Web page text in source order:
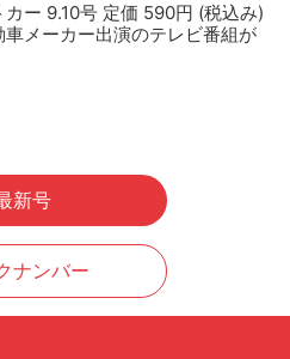
カー 9.10号 定価 590円 (税込み)
メーカー出演のテレビ番組が
新号
ナンバー